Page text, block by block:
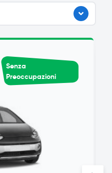
Senza
Preoccupazioni